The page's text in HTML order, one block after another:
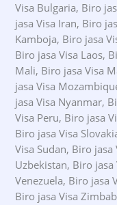
Visa Bulgaria, Biro
jasa Visa Iran, Biro
Kamboja, Biro jasa
Biro jasa Visa Laos,
Mali, Biro jasa Visa
jasa Visa
jasa Visa Nyanmar,
Visa Peru, Biro jasa
Biro jasa Visa
Visa Sudan, Biro
Uzbekistan, Biro jasa
Venezuela, Biro jasa
Biro jasa Visa